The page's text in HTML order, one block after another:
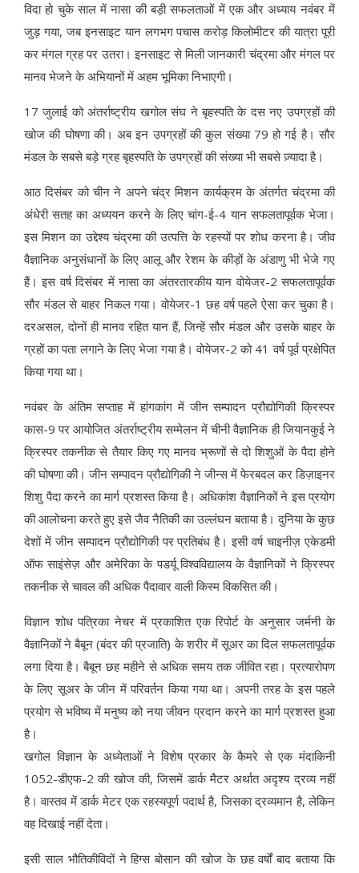
विदा हो चुके साल में नासा की बड़ी सफलताओं में एक और अध्याय नवंबर में
जुड़ गया, जब इनसाइट यान लगभग पचास करोड़ किलोमीटर की यात्रा पूरी
कर मंगल ग्रह पर उतरा। इनसाइट से मिली जानकारी चंद्रमा और मंगल पर
मानव भेजने के अभियानों में अहम भूमिका निभाएगी।
17 जुलाई को अंतर्राष्ट्रीय खगोल संघ ने बृहस्पति के दस नए उपग्रहों की
खोज की घोषणा की। अब इन उपग्रहों की कुल संख्या 79 हो गई है। सौर
मंडल के सबसे बड़े ग्रह बृहस्पति के उपग्रहों की संख्या भी सबसे ज़्यादा है।
आठ दिसंबर को चीन ने अपने चंद्र मिशन कार्यक्रम के अंतर्गत चंद्रमा की
अंधेरी सतह का अध्ययन करने के लिए चांग-ई-4 यान सफलतापूर्वक भेजा।
इस मिशन का उद्देश्य चंद्रमा की उत्पत्ति के रहस्यों पर शोध करना है। जीव
वैज्ञानिक अनुसंधानों के लिए आलू और रेशम के कीड़ों के अंडाणु भी भेजे गए
हैं। इस वर्ष दिसंबर में नासा का अंतरतारकीय यान वोयेजर-2 सफलतापूर्वक
सौर मंडल से बाहर निकल गया। वोयेजर-1 छह वर्ष पहले ऐसा कर चुका है।
दरअसल, दोनों ही मानव रहित यान हैं, जिन्हें सौर मंडल और उसके बाहर के
ग्रहों का पता लगाने के लिए भेजा गया है। वोयेजर-2 को 41 वर्ष पूर्व प्रक्षेपित
किया गया था।
नवंबर के अंतिम सप्ताह में हांगकांग में जीन सम्पादन प्रौद्योगिकी क्रिस्पर
कास-9 पर आयोजित अंतर्राष्ट्रीय सम्मेलन में चीनी वैज्ञानिक ही जियानकुई ने
क्रिस्पर तकनीक से तैयार किए गए मानव भ्रूणों से दो शिशुओं के पैदा होने
की घोषणा की। जीन सम्पादन प्रौद्योगिकी ने जीन्स में फेरबदल कर डिज़ाइनर
शिशु पैदा करने का मार्ग प्रशस्त किया है। अधिकांश वैज्ञानिकों ने इस प्रयोग
की आलोचना करते हुए इसे जैव नैतिकी का उल्लंघन बताया है। दुनिया के कुछ
देशों में जीन सम्पादन प्रौद्योगिकी पर प्रतिबंध है। इसी वर्ष चाइनीज़ एकेडमी
ऑफ साइंसेज़ और अमेरिका के पडर्यू विश्वविद्यालय के वैज्ञानिकों ने क्रिस्पर
तकनीक से चावल की अधिक पैदावार वाली किस्म विकसित की।
विज्ञान शोध पत्रिका नेचर में प्रकाशित एक रिपोर्ट के अनुसार जर्मनी के
वैज्ञानिकों ने बैबून (बंदर की प्रजाति) के शरीर में सूअर का दिल सफलतापूर्वक
लगा दिया है। बैबून छह महीने से अधिक समय तक जीवित रहा। प्रत्यारोपण
के लिए सूअर के जीन में परिवर्तन किया गया था। अपनी तरह के इस पहले
प्रयोग से भविष्य में मनुष्य को नया जीवन प्रदान करने का मार्ग प्रशस्त हुआ
है।
खगोल विज्ञान के अध्येताओं ने विशेष प्रकार के कैमरे से एक मंदाकिनी
1052-डीएफ-2 की खोज की, जिसमें डार्क मैटर अर्थात अदृश्य द्रव्य नहीं
है। वास्तव में डार्क मेटर एक रहस्यपूर्ण पदार्थ है, जिसका द्रव्यमान है, लेकिन
वह दिखाई नहीं देता।
इसी साल भौतिकीविदों ने हिग्स बोसान की खोज के छह वर्षों बाद बताया कि